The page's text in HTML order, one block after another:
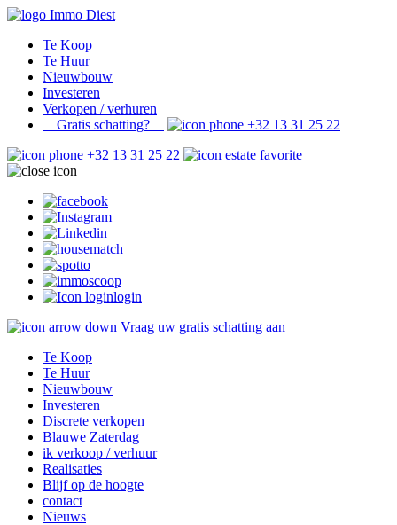
Te Koop
Te Huur
Nieuwbouw
Investeren
Verkopen / verhuren
Gratis schatting?
+32 13 31 25 22
+32 13 31 25 22
login
Vraag uw gratis schatting aan
Te Koop
Te Huur
Nieuwbouw
Investeren
Discrete verkopen
Blauwe Zaterdag
ik verkoop / verhuur
Realisaties
Blijf op de hoogte
contact
Nieuws